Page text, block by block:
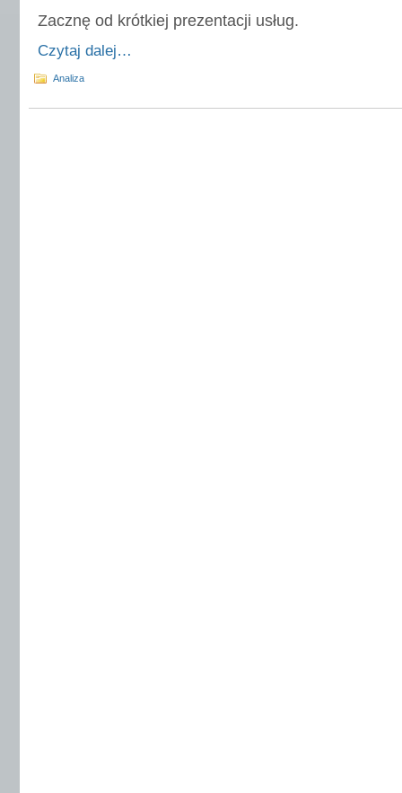
Zacznę od krótkiej prezentacji usług.
Czytaj dalej…
Analiza